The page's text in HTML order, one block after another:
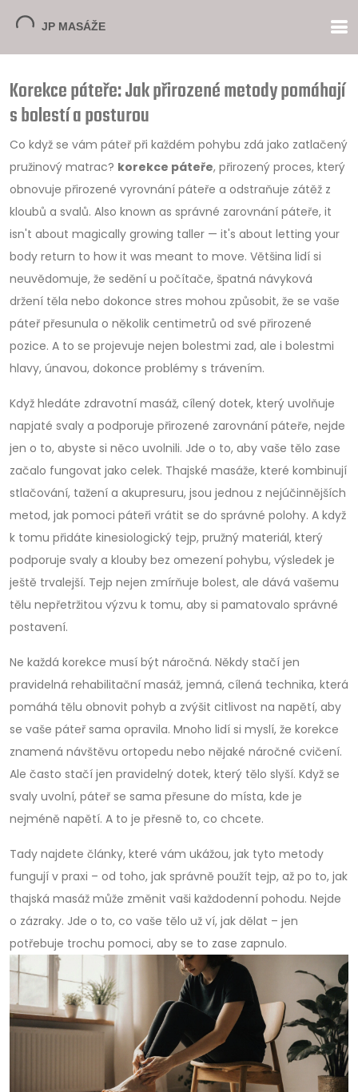
Korekce páteře: Jak přirozené metody pomáhají
s bolestí a posturou
Co když se vám páteř při každém pohybu zdá jako zatlačený
pružinový matrac? korekce páteře, přirozený proces, který
obnovuje přirozené vyrovnání páteře a odstraňuje zátěž z
kloubů a svalů. Also known as správné zarovnání páteře, it
isn't about magically growing taller — it's about letting your
body return to how it was meant to move. Většina lidí si
neuvědomuje, že sedění u počítače, špatná návyková
držení těla nebo dokonce stres mohou způsobit, že se vaše
páteř přesunula o několik centimetrů od své přirozené
pozice. A to se projevuje nejen bolestmi zad, ale i bolestmi
hlavy, únavou, dokonce problémy s trávením.
Když hledáte zdravotní masáž, cílený dotek, který uvolňuje
napjaté svaly a podporuje přirozené zarovnání páteře, nejde
jen o to, abyste si něco uvolnili. Jde o to, aby vaše tělo zase
začalo fungovat jako celek. Thajské masáže, které kombinují
stlačování, tažení a akupresuru, jsou jednou z nejúčinnějších
metod, jak pomoci páteři vrátit se do správné polohy. A když
k tomu přidáte kinesiologický tejp, pružný materiál, který
podporuje svaly a klouby bez omezení pohybu, výsledek je
ještě trvalejší. Tejp nejen zmírňuje bolest, ale dává vašemu
tělu nepřetržitou výzvu k tomu, aby si pamatovalo správné
postavení.
Ne každá korekce musí být náročná. Někdy stačí jen
pravidelná rehabilitační masáž, jemná, cílená technika, která
pomáhá tělu obnovit pohyb a zvýšit citlivost na napětí, aby
se vaše páteř sama opravila. Mnoho lidí si myslí, že korekce
znamená návštěvu ortopedu nebo nějaké náročné cvičení.
Ale často stačí jen pravidelný dotek, který tělo slyší. Když se
svaly uvolní, páteř se sama přesune do místa, kde je
nejméně napětí. A to je přesně to, co chcete.
Tady najdete články, které vám ukážou, jak tyto metody
fungují v praxi – od toho, jak správně použít tejp, až po to, jak
thajská masáž může změnit vaši každodenní pohodu. Nejde
o zázraky. Jde o to, co vaše tělo už ví, jak dělat – jen
potřebuje trochu pomoci, aby se to zase zapnulo.